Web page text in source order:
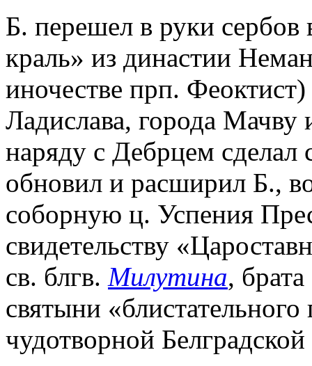
Б. перешел в руки сербов
краль» из династии
иночестве прп.
Ладислава, города
наряду с Дебрцем сделал
обновил и расширил Б.,
соборную ц. Успения
свидетельству
св. блгв. Милутина,
святыни
чудотворной